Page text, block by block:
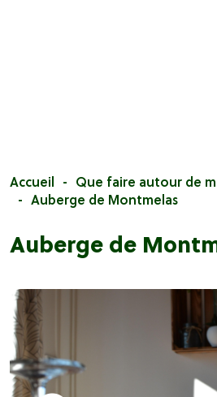
Accueil
Que faire autour de
Auberge de Montmelas
Auberge de